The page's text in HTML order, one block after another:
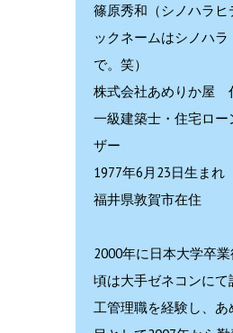
篠原秀和（シノハラヒ
ックネームはシノハラ
で。笑）
株式会社あめりか屋
一級建築士・住宅ロー
ザー
1977年6月23日生まれ
福井県敦賀市在住
2000年に日本大学卒
頃は大手ゼネコンにて
工管理職を経験し、